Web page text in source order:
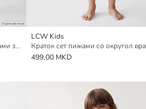
Playstation печатен краток сет пижами за момчиња
LCW Kids
499,00 MKD